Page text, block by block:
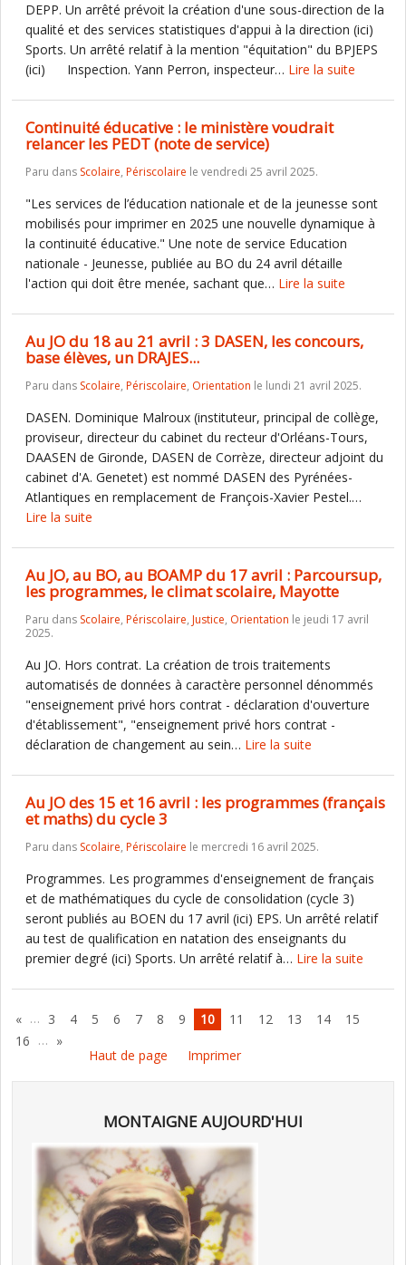
DEPP. Un arrêté prévoit la création d'une sous-direction de la
qualité et des services statistiques d'appui à la direction (ici)
Sports. Un arrêté relatif à la mention "équitation" du BPJEPS
(ici) Inspection. Yann Perron, inspecteur… Lire la suite
Continuité éducative : le ministère voudrait
relancer les PEDT (note de service)
Paru dans Scolaire, Périscolaire le vendredi 25 avril 2025.
"Les services de l’éducation nationale et de la jeunesse sont
mobilisés pour imprimer en 2025 une nouvelle dynamique à
la continuité éducative." Une note de service Education
nationale - Jeunesse, publiée au BO du 24 avril détaille
l'action qui doit être menée, sachant que… Lire la suite
Au JO du 18 au 21 avril : 3 DASEN, les concours,
base élèves, un DRAJES...
Paru dans Scolaire, Périscolaire, Orientation le lundi 21 avril 2025.
DASEN. Dominique Malroux (instituteur, principal de collège,
proviseur, directeur du cabinet du recteur d'Orléans-Tours,
DAASEN de Gironde, DASEN de Corrèze, directeur adjoint du
cabinet d'A. Genetet) est nommé DASEN des Pyrénées-
Atlantiques en remplacement de François-Xavier Pestel.…
Lire la suite
Au JO, au BO, au BOAMP du 17 avril : Parcoursup,
les programmes, le climat scolaire, Mayotte
Paru dans Scolaire, Périscolaire, Justice, Orientation le jeudi 17 avril
2025.
Au JO. Hors contrat. La création de trois traitements
automatisés de données à caractère personnel dénommés
"enseignement privé hors contrat - déclaration d'ouverture
d'établissement", "enseignement privé hors contrat -
déclaration de changement au sein… Lire la suite
Au JO des 15 et 16 avril : les programmes (français
et maths) du cycle 3
Paru dans Scolaire, Périscolaire le mercredi 16 avril 2025.
Programmes. Les programmes d'enseignement de français
et de mathématiques du cycle de consolidation (cycle 3)
seront publiés au BOEN du 17 avril (ici) EPS. Un arrêté relatif
au test de qualification en natation des enseignants du
premier degré (ici) Sports. Un arrêté relatif à… Lire la suite
« … 3 4 5 6 7 8 9 10 11 12 13 14
15
16 … »
Haut de page
Imprimer
MONTAIGNE AUJOURD'HUI